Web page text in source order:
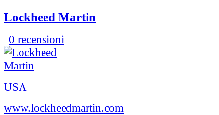
Lockheed Martin
0 recensioni
USA
www.lockheedmartin.com